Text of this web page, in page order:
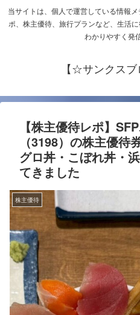
当サイトは、個人で運営している情報
ポ、株主優待、旅行プランなど、生活
わかりやすく発
【☆サンクス
【株主優待レポ】
（3198）の株主優待
グロ丼・こぼれ丼・
てきました
株主優待